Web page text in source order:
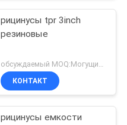
рицинусы tpr 3inch
резиновые
КОНТАКТ
рицинусы емкости